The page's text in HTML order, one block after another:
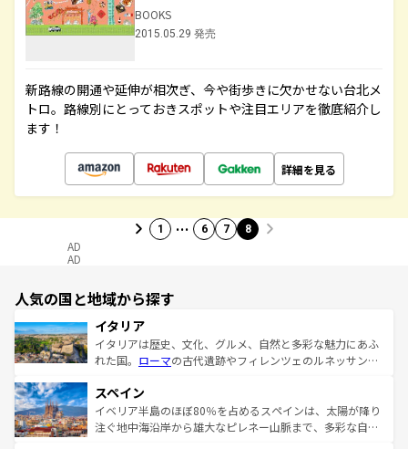
BOOKS
2015.05.29 発売
新路線の開通や延伸が相次ぎ、今や街歩きに欠かせない台北メ
トロ。路線別にとっておきスポットや注目エリアを徹底紹介し
ます！
詳細を見る
1 … 6 7 8
AD
AD
人気の国と地域から探す
イタリア
イタリアは歴史、文化、グルメ、自然と多彩な魅力にあふ
れた国。 ローマの古代遺跡やフィレンツェのルネッサンス
ろん、トスカーナの美しい田園風景やアマルフィ海岸の絶
景など、自然景観も見逃せない。観光の合間には、本場の
ピザやパスタなど、絶品のイタリア料理を堪能することも
スペイン
イベリア半島のほぼ80％を占めるスペインは、太陽が降り
注ぐ地中海沿岸から雄大なピレネー山脈まで、多彩な自然